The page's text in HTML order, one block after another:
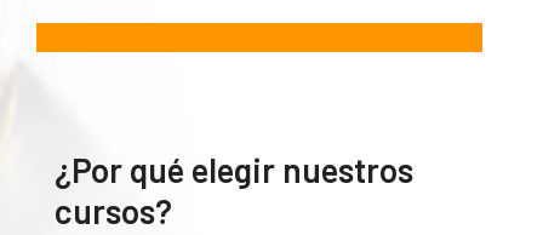
¿Por qué elegir nuestros
cursos?